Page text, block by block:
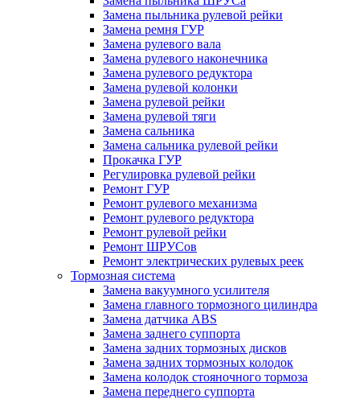
Замена пыльника рулевой рейки
Замена ремня ГУР
Замена рулевого вала
Замена рулевого наконечника
Замена рулевого редуктора
Замена рулевой колонки
Замена рулевой рейки
Замена рулевой тяги
Замена сальника
Замена сальника рулевой рейки
Прокачка ГУР
Регулировка рулевой рейки
Ремонт ГУР
Ремонт рулевого механизма
Ремонт рулевого редуктора
Ремонт рулевой рейки
Ремонт ШРУСов
Ремонт электрических рулевых реек
Тормозная система
Замена вакуумного усилителя
Замена главного тормозного цилиндра
Замена датчика ABS
Замена заднего суппорта
Замена задних тормозных дисков
Замена задних тормозных колодок
Замена колодок стояночного тормоза
Замена переднего суппорта